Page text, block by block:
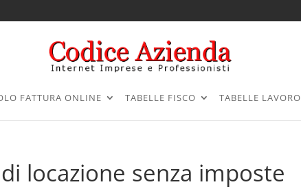
FATTURA ONLINE TABELLE FISCO TABELLE LAVORO
locazione senza imposte